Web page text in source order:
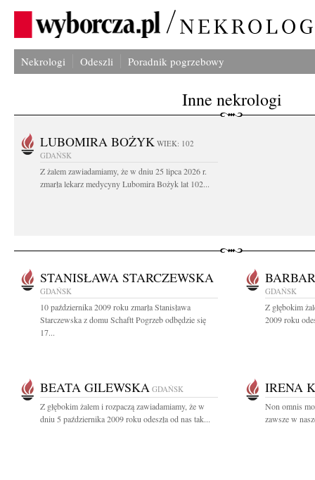
Nekrologi Odeszli Poradnik pogrzebowy
Inne nekrologi
LUBOMIRA BOŻYK WIEK: 102
GDAŃSK
Z żalem zawiadamiamy, że w dniu 25 lipca 2026 r.
zmarła lekarz medycyny Lubomira Bożyk lat 102...
STANISŁAWA STARCZEWSKA
GDAŃSK
10 października 2009 roku zmarła Stanisława
Starczewska z domu Schaftt Pogrzeb odbędzie się
17...
GDAŃSK
Z głębokim
2009 roku
BEATA GILEWSKA GDAŃSK
Z głębokim żalem i rozpaczą zawiadamiamy, że w
dniu 5 października 2009 roku odeszła od nas tak...
IRENA
Non omnis
zawsze w